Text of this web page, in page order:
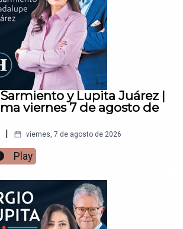
y Lupita Juárez |
viernes 7 de agosto de
viernes, 7 de agosto de 2026
Play